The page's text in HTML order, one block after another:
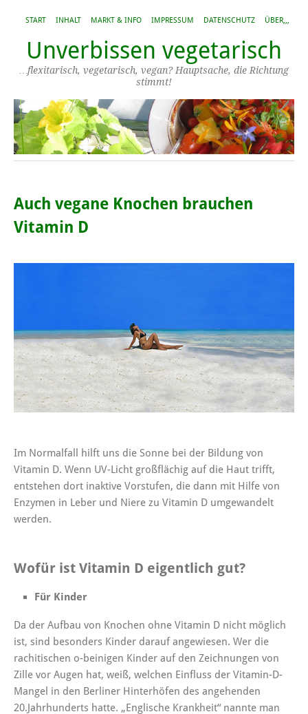
START INHALT MARKT & INFO IMPRESSUM DATENSCHUTZ ÜBER,,,
Unverbissen vegetarisch
…flexitarisch, vegetarisch, vegan? Hauptsache, die Richtung
stimmt!
Auch vegane Knochen brauchen
Vitamin D
Im Normalfall hilft uns die Sonne bei der Bildung von
Vitamin D. Wenn UV-Licht großflächig auf die Haut trifft,
entstehen dort inaktive Vorstufen, die dann mit Hilfe von
Enzymen in Leber und Niere zu Vitamin D umgewandelt
werden.
Wofür ist Vitamin D eigentlich gut?
Für Kinder
Da der Aufbau von Knochen ohne Vitamin D nicht möglich
ist, sind besonders Kinder darauf angewiesen. Wer die
rachitischen o-beinigen Kinder auf den Zeichnungen von
Zille vor Augen hat, weiß, welchen Einfluss der Vitamin-D-
Mangel in den Berliner Hinterhöfen des angehenden
20.Jahrhunderts hatte. „Englische Krankheit“ nannte man